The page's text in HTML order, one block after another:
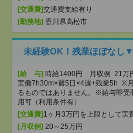
[交通費]交通費支給有り
[勤務地] 香川県高松市
未経験OK！残業ほぼなし
[給 与] 時給1400円 月収例 21万
実働7h30m×週5日×4週+残業5h ※
るものではありません。※給与即受
用可（利用条件有）
[交通費] 1ヶ月3万円を上限として実
[月収例] 20～25万円